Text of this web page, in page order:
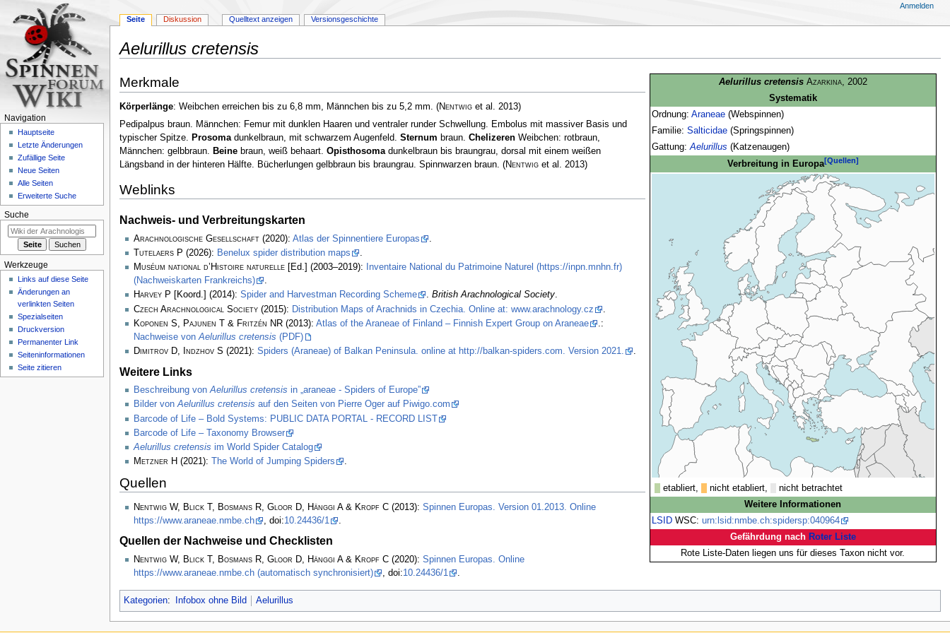
Aelurillus cretensis
Navigation
springen
Suche
springen
Aelurillus cretensis Azarkina, 2002
Systematik
Ordnung: Araneae(Webspinnen)
Familie: Salticidae(Springspinnen)
Gattung:Aelurillus (Katzenaugen)
Verbreitung in Europa[Quellen]
etabliert, nicht etabliert,
nicht betrachtet
Weitere Informationen
LSIDWSC: urn:lsid:nmbe.ch:spidersp:040964
Gefährdung nach Roter Liste
Rote Liste-Daten liegen uns für dieses Taxon nicht vor.
Merkmale
Körperlänge: Weibchen erreichen bis zu 6,8 mm, Männchen bis zu 5,2 mm. (Nentwiget al. 2013)
Pedipalpus braun. Männchen: Femur mit dunklen Haaren und ventraler runder Schwellung. Embolus mit massiver Basis und
typischer Spitze. Prosomadunkelbraun, mit schwarzem Augenfeld. Sternum braun. ChelizerenWeibchen: rotbraun,
Männchen: gelbbraun. Beinebraun, weiß behaart. Opisthosomadunkelbraun bis braungrau, dorsal mit einem weißen
Längsband in der hinteren Hälfte. Bücherlungen gelbbraun bis braungrau. Spinnwarzen braun. (Nentwiget al. 2013)
Weblinks
Nachweis- und Verbreitungskarten
Arachnologische Gesellschaft(2020): Atlas der Spinnentiere Europas
Tutelaers P (2026): Benelux spider distribution maps
Muséum national d’Histoire naturelle[Ed.] (2003–2019):
Inventaire National du Patrimoine Naturel (https://inpn.mnhn.fr)
(Nachweiskarten Frankreichs)
.
Harvey P [Koord.] (2014): Spider and Harvestman Recording Scheme . British Arachnological Society.
Czech Arachnological Society(2015): Distribution Maps of Arachnids in Czechia. Online at: www.arachnology.cz
Koponen S, Pajunen T & Fritzén NR(2013): Atlas of the Araneae of Finland – Finnish Expert Group on Araneae
.:
Nachweise vonAelurillus cretensis (PDF)
Dimitrov D, Indzhov S (2021): Spiders (Araneae) of Balkan Peninsula. online at http://balkan-spiders.com. Version 2021. .
Weitere Links
Beschreibung vonAelurillus cretensis in „araneae - Spiders of Europe”
Bilder vonAelurillus cretensis auf den Seiten von Pierre Oger auf Piwigo.com
Barcode of Life – Bold Systems: PUBLIC DATA PORTAL - RECORD LIST
Barcode of Life – Taxonomy Browser
Aelurillus cretensis im World Spider Catalog
Metzner H (2021): The World of Jumping Spiders .
Quellen
Nentwig W, Blick T, Bosmans R, Gloor D, Hänggi A & Kropf C(2013): Spinnen Europas. Version 01.2013. Online
https://www.araneae.nmbe.ch
, doi:10.24436/1 .
Quellen der Nachweise und Checklisten
Nentwig W, Blick T, Bosmans R, Gloor D, Hänggi A & Kropf C(2020): Spinnen Europas. Online
https://www.araneae.nmbe.ch (automatisch synchronisiert)
, doi:10.24436/1 .
Kategorien: Infobox ohne Bild Aelurillus
Seite Diskussion Quelltext anzeigen Versionsgeschichte
Anmelden
Navigation
Hauptseite
Letzte Änderungen
Zufällige Seite
Neue Seiten
Alle Seiten
Erweiterte Suche
Suche
Werkzeuge
Links auf diese Seite
Änderungen an
verlinkten Seiten
Spezialseiten
Druckversion
Permanenter Link
Seiten­­informationen
Seite zitieren